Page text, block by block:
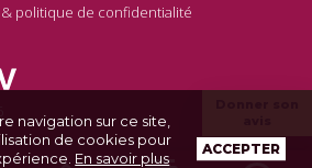
politique de confidentialité
navigation sur ce site,
de cookies pour
En savoir plus
ACCEPTER